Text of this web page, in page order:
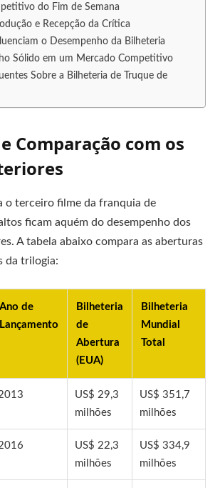
do Fim de Semana
e Recepção da Crítica
o Desempenho da Bilheteria
Sólido em um Mercado Competitivo
Sobre a Bilheteria de Truque de
Comparação com os
o terceiro filme da franquia de
ficam aquém do desempenho dos
A tabela abaixo compara as aberturas
da trilogia:
Ano de
Lançamento
Bilheteria
de
Abertura
(EUA)
Bilheteria
Mundial
Total
US$ 29,3
milhões
US$ 351,7
milhões
US$ 22,3
milhões
US$ 334,9
milhões